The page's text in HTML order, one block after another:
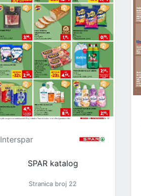
Interspar
SPAR katalog
Stranica broj 22